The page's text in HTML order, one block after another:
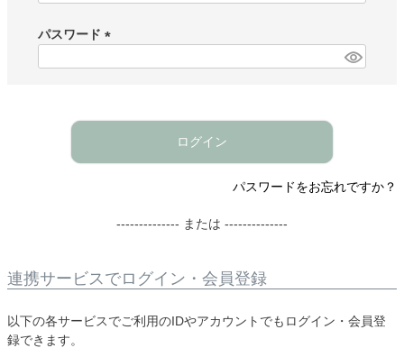
)
パスワード
ログイン
パスワードをお忘れですか？
-------------- または --------------
連携サービスでログイン・会員登録
以下の各サービスでご利用のIDやアカウントでもログイン・会員登
録できます。